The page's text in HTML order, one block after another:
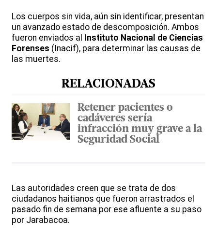
Los cuerpos sin vida, aún sin identificar, presentan
un avanzado estado de descomposición. Ambos
fueron enviados al
Instituto Nacional de Ciencias
Forenses (Inacif), para determinar las causas de
las muertes.
RELACIONADAS
Retener pacientes o
cadáveres sería
infracción muy grave a la
Seguridad Social
Las autoridades creen que se trata de dos
ciudadanos haitianos que fueron arrastrados el
pasado fin de semana por ese afluente a su paso
por Jarabacoa.